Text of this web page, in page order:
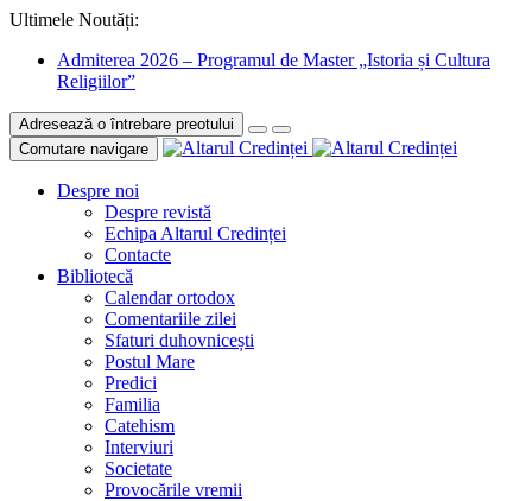
Ultimele Noutăți:
Admiterea 2026 – Programul de Master „Istoria și Cultura
Religiilor”
Adresează o întrebare preotului
Comutare navigare
Despre noi
Despre revistă
Echipa Altarul Credinței
Contacte
Bibliotecă
Calendar ortodox
Comentariile zilei
Sfaturi duhovnicești
Postul Mare
Predici
Familia
Catehism
Interviuri
Societate
Provocările vremii